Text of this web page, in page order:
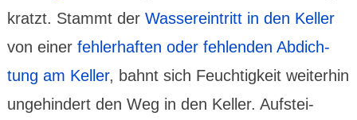
kratzt. Stammt der Wasser­eintritt in den Keller
von einer fehler­haften oder fehlenden Abdich­
tung am Keller, bahnt sich Feuchtig­keit weiter­hin
unge­hindert den Weg in den Keller. Aufstei­